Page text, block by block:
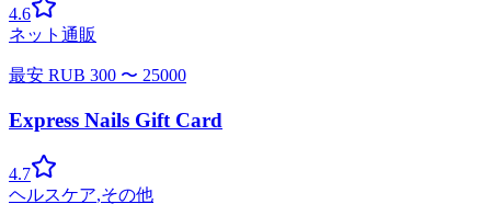
4.6
ネット通販
最安 RUB 300 〜 25000
Express Nails Gift Card
4.7
ヘルスケア,その他